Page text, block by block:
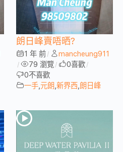
朗日峰賣唔晒?
1 年 前 / mancheung911
/ 79 瀏覽 / 0喜歡 /
0不喜歡
一手 元朗 新界西 朗日峰